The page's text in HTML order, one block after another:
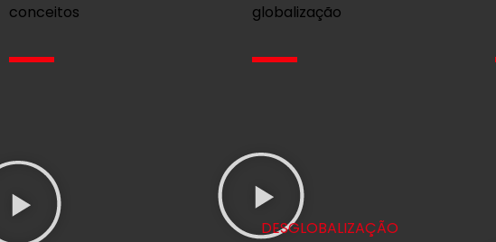
conceitos globalização
DESGLOBALIZAÇÃO